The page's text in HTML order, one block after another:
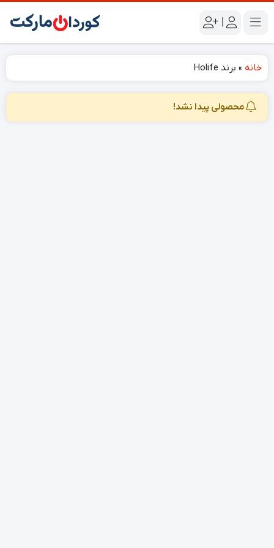
|
خانه » برند Holife
محصولی پیدا نشد!